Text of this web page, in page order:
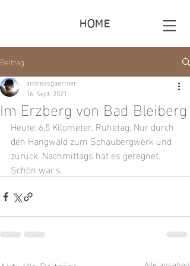
HOME
Beitrag
Im Erzberg von Bad Bleiberg
andreasgaertner
16. Sept. 2021
Heute: 6,5 Kilometer. Ruhetag. Nur durch
den Hangwald zum Schaubergwerk und
zurück. Nachmittags hat es geregnet.
Schön war's.